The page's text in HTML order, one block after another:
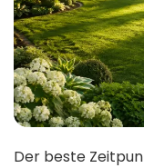
Der beste